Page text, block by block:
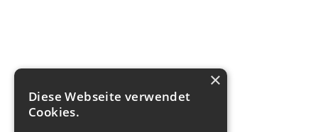
×
Diese Webseite verwendet
Cookies.